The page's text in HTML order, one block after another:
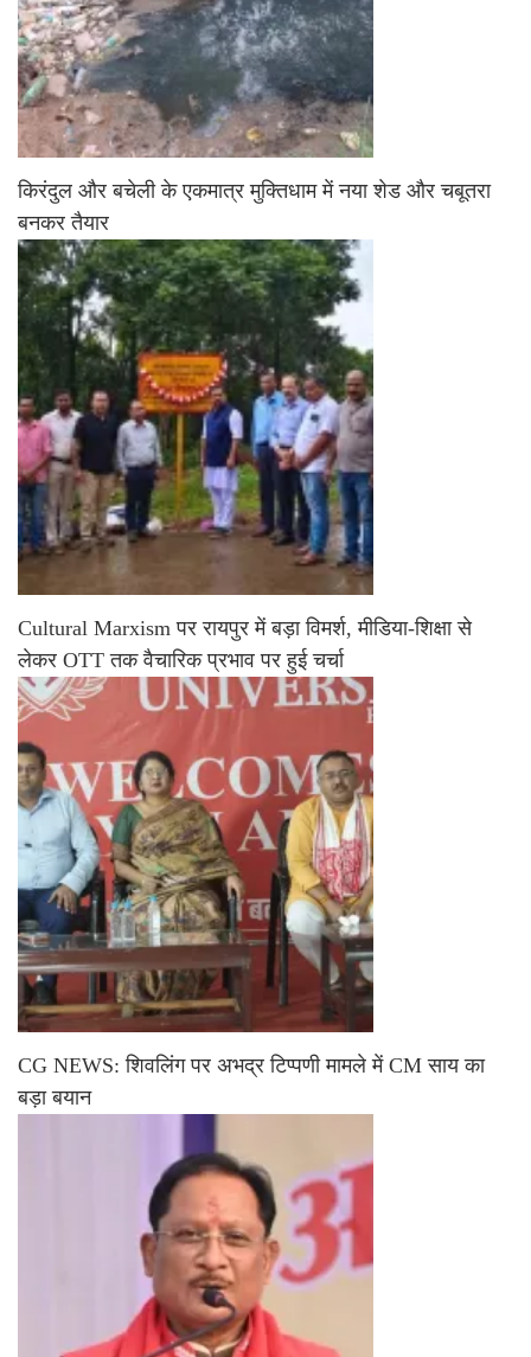
किरंदुल और बचेली के एकमात्र मुक्तिधाम में नया शेड और चबूतरा
बनकर तैयार
Cultural Marxism पर रायपुर में बड़ा विमर्श, मीडिया-शिक्षा से
लेकर OTT तक वैचारिक प्रभाव पर हुई चर्चा
CG NEWS: शिवलिंग पर अभद्र टिप्पणी मामले में CM साय का
बड़ा बयान